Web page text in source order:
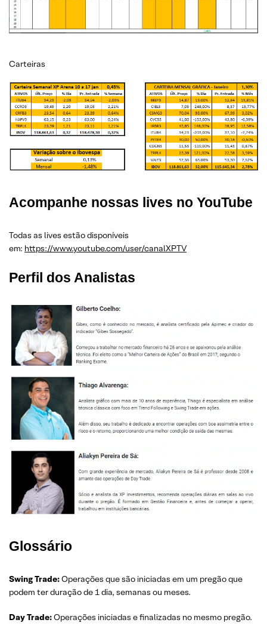
Carteiras
Acompanhe nossas lives no YouTube
Todas as lives estão disponíveis
em: https://www.youtube.com/user/canalXPTV
Perfil dos Analistas
Glossário
Swing Trade:Operações que são iniciadas em um pregão que
podem ter duração de 1 dia, semanas ou meses.
Day Trade:Operações iniciadas e finalizadas no mesmo pregão.